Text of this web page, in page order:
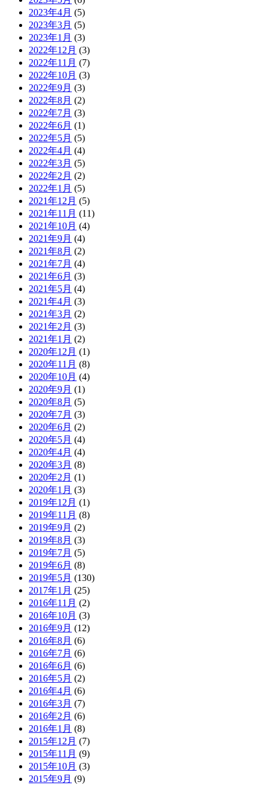
2023年4月 (5)
2023年3月 (5)
2023年1月 (3)
2022年12月 (3)
2022年11月 (7)
2022年10月 (3)
2022年9月 (3)
2022年8月 (2)
2022年7月 (3)
2022年6月 (1)
2022年5月 (5)
2022年4月 (4)
2022年3月 (5)
2022年2月 (2)
2022年1月 (5)
2021年12月 (5)
2021年11月 (11)
2021年10月 (4)
2021年9月 (4)
2021年8月 (2)
2021年7月 (4)
2021年6月 (3)
2021年5月 (4)
2021年4月 (3)
2021年3月 (2)
2021年2月 (3)
2021年1月 (2)
2020年12月 (1)
2020年11月 (8)
2020年10月 (4)
2020年9月 (1)
2020年8月 (5)
2020年7月 (3)
2020年6月 (2)
2020年5月 (4)
2020年4月 (4)
2020年3月 (8)
2020年2月 (1)
2020年1月 (3)
2019年12月 (1)
2019年11月 (8)
2019年9月 (2)
2019年8月 (3)
2019年7月 (5)
2019年6月 (8)
2019年5月 (130)
2017年1月 (25)
2016年11月 (2)
2016年10月 (3)
2016年9月 (12)
2016年8月 (6)
2016年7月 (6)
2016年6月 (6)
2016年5月 (2)
2016年4月 (6)
2016年3月 (7)
2016年2月 (6)
2016年1月 (8)
2015年12月 (7)
2015年11月 (9)
2015年10月 (3)
2015年9月 (9)